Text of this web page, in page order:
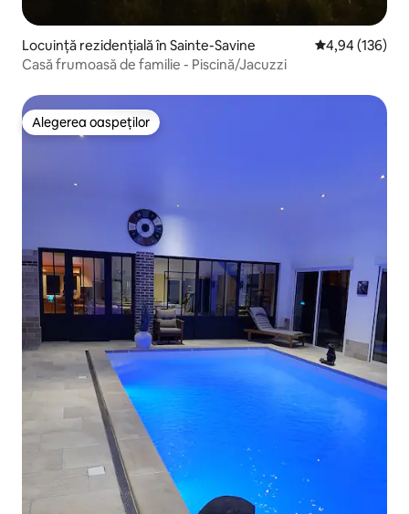
Locuință rezidențială în Sainte-Savine Scor mediu de
4,94 (136)
Casă frumoasă de familie - Piscină/Jacuzzi
Alegerea oaspeților
Alegerea oaspeților